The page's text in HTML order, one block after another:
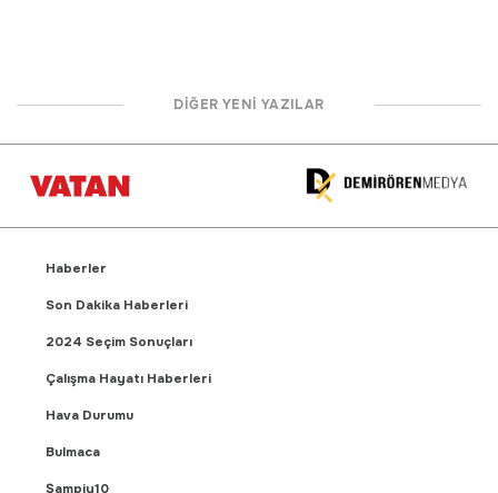
DİĞER YENİ YAZILAR
Haberler
Son Dakika Haberleri
2024 Seçim Sonuçları
Çalışma Hayatı Haberleri
Hava Durumu
Bulmaca
Şampiy10